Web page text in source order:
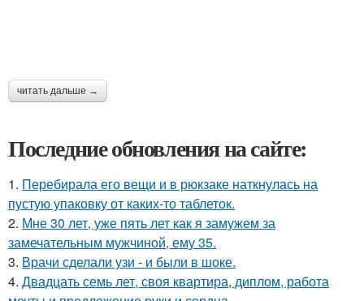
читать дальше →
Последние обновления на сайте:
1. Перебирала его вещи и в рюкзаке наткнулась на
пустую упаковку от каких-то таблеток.
2. Мне 30 лет, уже пять лет как я замужем за
замечательным мужчиной, ему 35.
3. Врачи сделали узи - и были в шоке.
4. Двадцать семь лет, своя квартира, диплом, работа